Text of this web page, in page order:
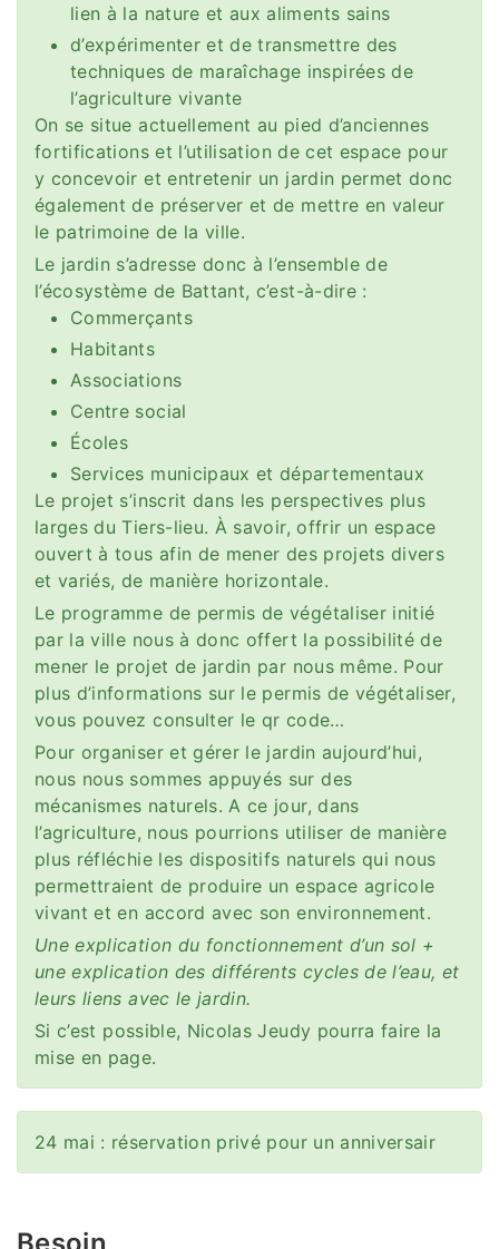
lien à la nature et aux aliments sains
d’expérimenter et de transmettre des
techniques de maraîchage inspirées de
l’agriculture vivante
On se situe actuellement au pied d’anciennes
fortifications et l’utilisation de cet espace pour
y concevoir et entretenir un jardin permet donc
également de préserver et de mettre en valeur
le patrimoine de la ville.
Le jardin s’adresse donc à l’ensemble de
l’écosystème de Battant, c’est-à-dire :
Commerçants
Habitants
Associations
Centre social
Écoles
Services municipaux et départementaux
Le projet s’inscrit dans les perspectives plus
larges du Tiers-lieu. À savoir, offrir un espace
ouvert à tous afin de mener des projets divers
et variés, de manière horizontale.
Le programme de permis de végétaliser initié
par la ville nous à donc offert la possibilité de
mener le projet de jardin par nous même. Pour
plus d’informations sur le permis de végétaliser,
vous pouvez consulter le qr code…
Pour organiser et gérer le jardin aujourd’hui,
nous nous sommes appuyés sur des
mécanismes naturels. A ce jour, dans
l’agriculture, nous pourrions utiliser de manière
plus réfléchie les dispositifs naturels qui nous
permettraient de produire un espace agricole
vivant et en accord avec son environnement.
Une explication du fonctionnement d’un sol +
une explication des différents cycles de l’eau, et
leurs liens avec le jardin.
Si c’est possible, Nicolas Jeudy pourra faire la
mise en page.
24 mai : réservation privé pour un anniversair
Besoin